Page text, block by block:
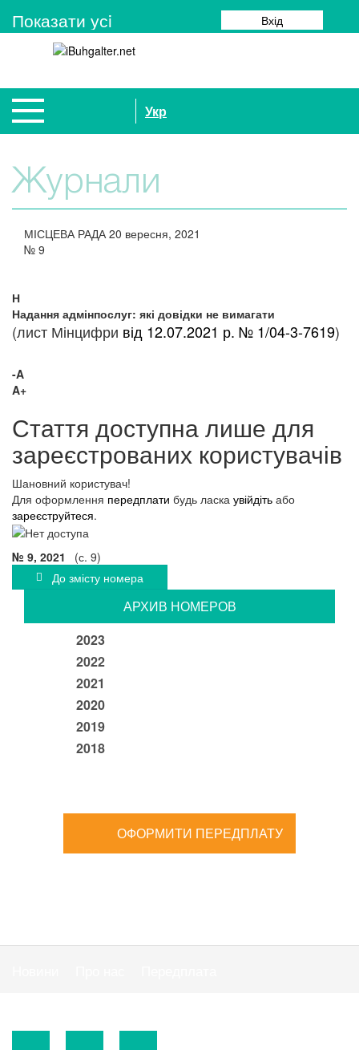
Показати усi Вхід
Укр
Журнали
МІСЦЕВА РАДА20 вересня, 2021
№ 9
Н
Надання адмінпослуг: які довідки не вимагати
(лист Мінцифри від 12.07.2021 р. № 1/04-3-7619)
-A
A+
Стаття доступна лише для
зареєстрованих користувачів
Шановний користувач!
Для оформлення передплати будь ласка увійдіть або
зареєструйтеся.
№ 9, 2021
(с. 9)
До змісту номера
АРХИВ НОМЕРОВ
2023
2022
2021
2020
2019
2018
ОФОРМИТИ ПЕРЕДПЛАТУ